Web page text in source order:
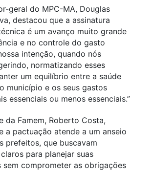
geral do MPC-MA, Douglas
destacou que a assinatura
é um avanço muito grande
e no controle do gasto
intenção, quando nós
normatizando esses
um equilíbrio entre a saúde
município e os seus gastos
essenciais ou menos essenciais.”
da Famem, Roberto Costa,
a pactuação atende a um anseio
prefeitos, que buscavam
para planejar suas
sem comprometer as obrigações